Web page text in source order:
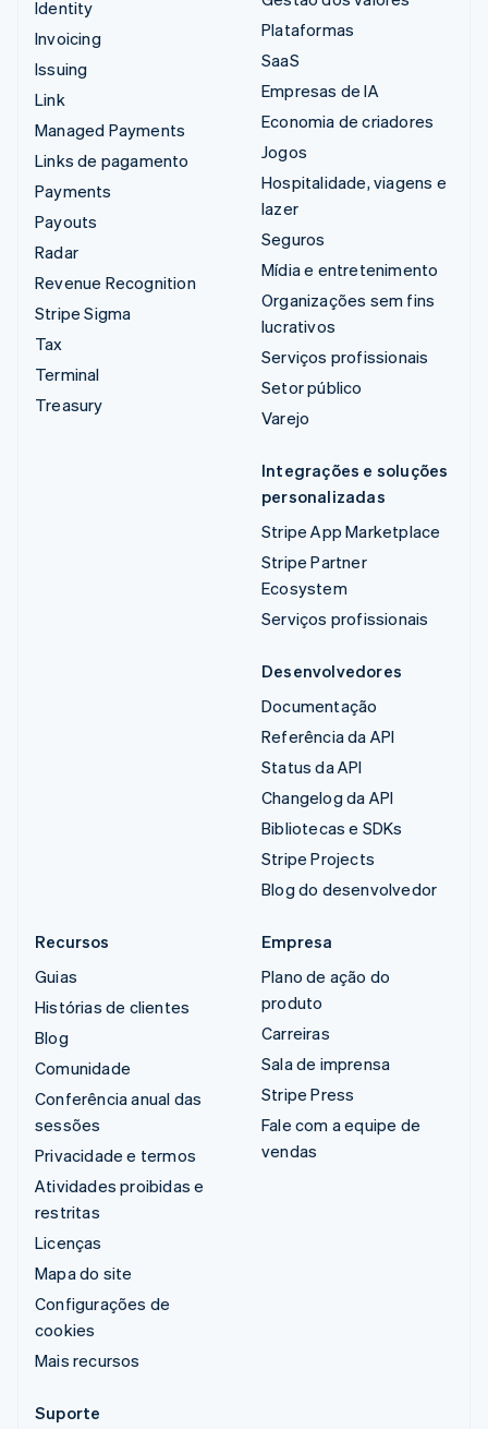
Identity
Invoicing
Issuing
Link
Managed Payments
Links de pagamento
Payments
Payouts
Radar
Revenue Recognition
Stripe Sigma
Tax
Terminal
Treasury
Plataformas
SaaS
Empresas de IA
Economia de criadores
Jogos
Hospitalidade, viagens e
lazer
Seguros
Mídia e entretenimento
Organizações sem fins
lucrativos
Serviços profissionais
Setor público
Varejo
Integrações e soluções
personalizadas
Stripe App Marketplace
Stripe Partner
Ecosystem
Serviços profissionais
Desenvolvedores
Documentação
Referência da API
Status da API
Changelog da API
Bibliotecas e SDKs
Stripe Projects
Blog do desenvolvedor
Recursos
Guias
Histórias de clientes
Blog
Comunidade
Conferência anual das
sessões
Privacidade e termos
Atividades proibidas e
restritas
Licenças
Mapa do site
Configurações de
cookies
Mais recursos
Empresa
Plano de ação do
produto
Carreiras
Sala de imprensa
Stripe Press
Fale com a equipe de
vendas
Suporte